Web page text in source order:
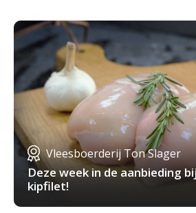
Vleesboerderij Ton Slager
Deze week in de aanbieding
kipfilet!